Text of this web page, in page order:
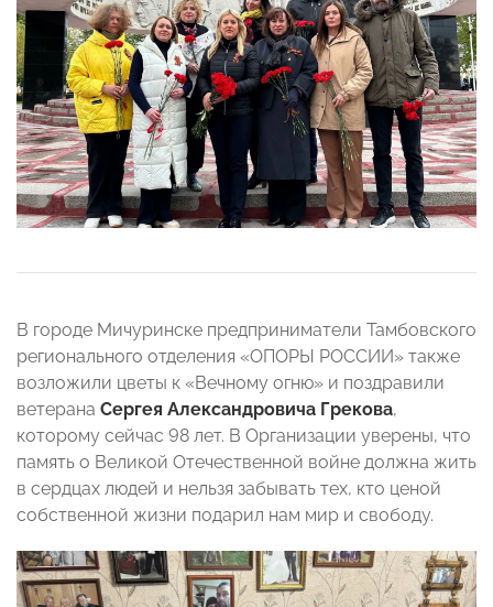
В городе Мичуринске предприниматели Тамбовского
регионального отделения «ОПОРЫ РОССИИ» также
возложили цветы к «Вечному огню» и поздравили
ветерана Сергея Александровича Грекова,
которому сейчас 98 лет. В Организации уверены, что
память о Великой Отечественной войне должна жить
в сердцах людей и нельзя забывать тех, кто ценой
собственной жизни подарил нам мир и свободу.